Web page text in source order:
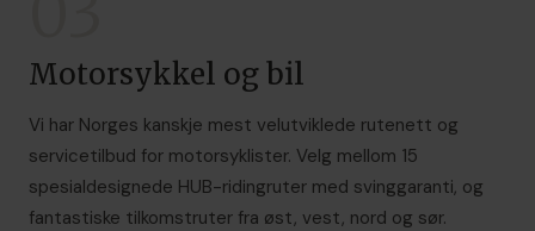
Motorsykkel og bil
Vi har Norges kanskje mest velutviklede rutenett og
servicetilbud for motorsyklister. Velg mellom 15
spesialdesignede HUB-ridingruter med svinggaranti, og
fantastiske tilkomstruter fra øst, vest, nord og sør.